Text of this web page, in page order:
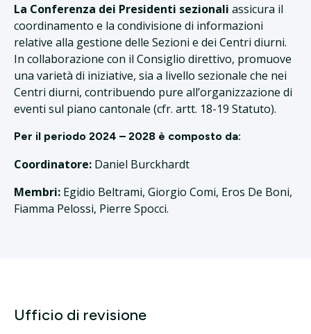
La Conferenza dei Presidenti sezionali assicura il
coordinamento e la condivisione di informazioni
relative alla gestione delle Sezioni e dei Centri diurni.
In collaborazione con il Consiglio direttivo, promuove
una varietà di iniziative, sia a livello sezionale che nei
Centri diurni, contribuendo pure all’organizzazione di
eventi sul piano cantonale (cfr. artt. 18-19 Statuto).
Per il periodo 2024 – 2028 è composto da:
Coordinatore: Daniel Burckhardt
Membri: Egidio Beltrami, Giorgio Comi, Eros De Boni,
Fiamma Pelossi, Pierre Spocci.
Ufficio di revisione